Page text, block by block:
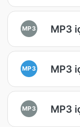
MP3 MP3
MP3 MP3
MP3 MP3